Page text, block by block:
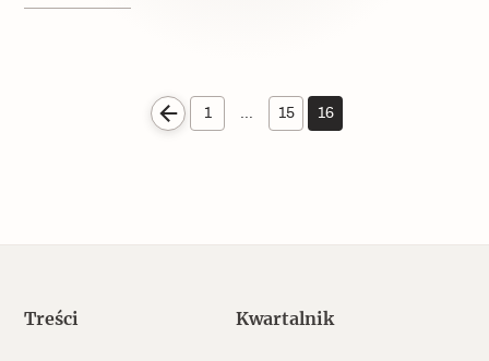
1 15 16
Treści Kwartalnik